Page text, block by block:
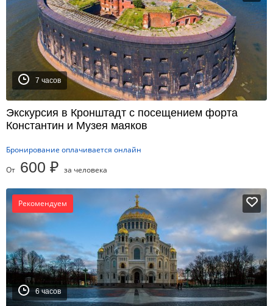
7 часов
Экскурсия в Кронштадт с посещением форта
Константин и Музея маяков
Бронирование оплачивается онлайн
От 600 ₽ за человека
Рекомендуем
6 часов